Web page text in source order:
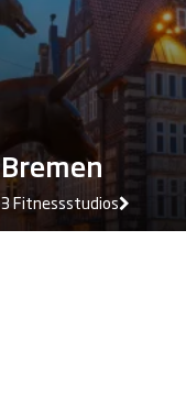
Bremen
3 Fitnessstudios